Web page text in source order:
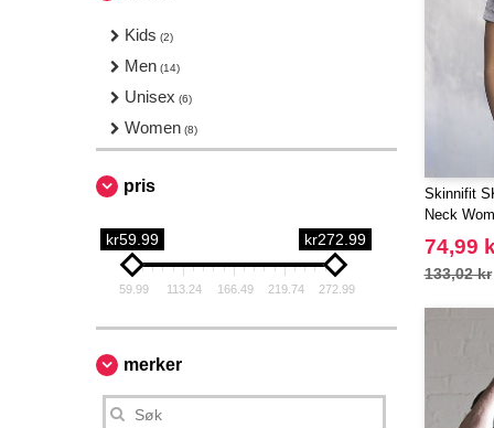
Kids (2)
Men (14)
Unisex (6)
Women (8)
pris
kr59.99 kr272.99
59.99 113.24 166.49 219.74 272.99
merker
Skinnifit
Neck
74,99
133,02 kr